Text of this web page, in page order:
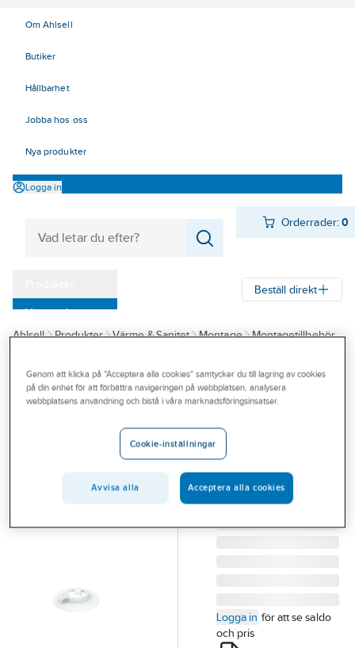
Om Ahlsell
Butiker
Hållbarhet
Jobba hos oss
Nya produkter
Logga in
Orderrader:0
Varumärken
Kampanjer
Outlet
Branscher
Beställ direkt
Ahlsell Produkter Värme & Sanitet Montage
Montagetillbehör
Täckbrickor
Flamco
TÄCKBRICKA FÖR GG-
RÖR-CU-RÖR
Lev. artikelnr: 12102
Logga in för att se saldo
och pris
Genom att klicka på "Acceptera alla cookies" samtycker du till lagring av cookies
på din enhet för att förbättra navigeringen på webbplatsen, analysera
webbplatsens användning och bistå i våra marknadsföringsinsatser.
Cookie-inställningar
Avvisa alla Acceptera alla cookies